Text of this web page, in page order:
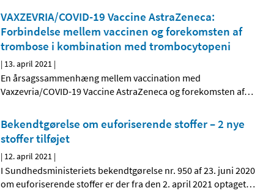
VAXZEVRIA/COVID-19 Vaccine AstraZeneca:
Forbindelse mellem vaccinen og forekomsten af
trombose i kombination med trombocytopeni
| 13. april 2021 |
En årsagssammenhæng mellem vaccination med
Vaxzevria/COVID-19 Vaccine AstraZeneca og forekomsten af…
Bekendtgørelse om euforiserende stoffer – 2 nye
stoffer tilføjet
| 12. april 2021 |
I Sundhedsministeriets bekendtgørelse nr. 950 af 23. juni 2020
om euforiserende stoffer er der fra den 2. april 2021 optaget…